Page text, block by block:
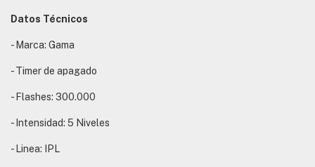
Datos Técnicos
- Marca: Gama
- Timer de apagado
- Flashes: 300.000
- Intensidad: 5 Niveles
- Linea: IPL